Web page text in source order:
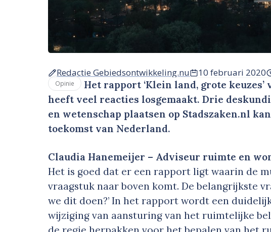
Redactie Gebiedsontwikkeling.nu 10 februari 2020
Opinie
Het rapport ‘Klein land, grote
heeft veel reacties losgemaakt. Drie
en wetenschap plaatsen op Stadszaken.nl
toekomst van Nederland.
Claudia Hanemeijer – Adviseur ruimte en
Het is goed dat er een rapport ligt waarin de
vraagstuk naar boven komt. De belangrijkste
we dit doen?’ In het rapport wordt een
wijziging van aansturing van het ruimtelijke